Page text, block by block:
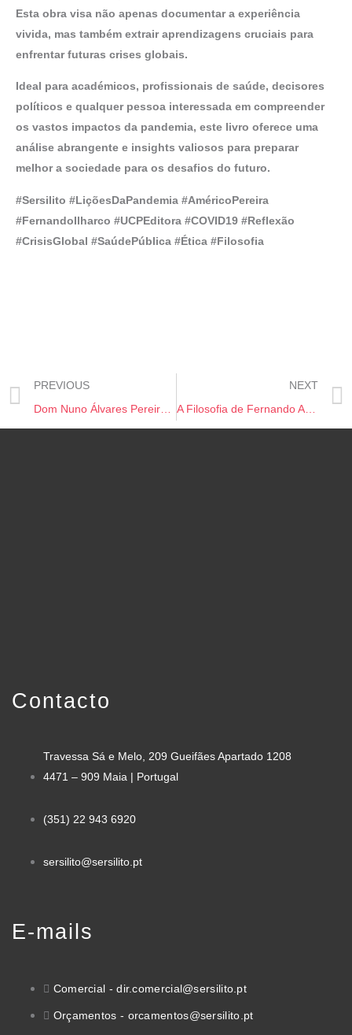
Esta obra visa não apenas documentar a experiência
vivida, mas também extrair aprendizagens cruciais para
enfrentar futuras crises globais.
Ideal para académicos, profissionais de saúde, decisores
políticos e qualquer pessoa interessada em compreender
os vastos impactos da pandemia, este livro oferece uma
análise abrangente e insights valiosos para preparar
melhor a sociedade para os desafios do futuro.
#Sersilito #LiçõesDaPandemia #AméricoPereira
#FernandoIlharco #UCPEditora #COVID19 #Reflexão
#CrisisGlobal #SaúdePública #Ética #Filosofia
PREVIOUS
Dom Nuno Álvares Pereira, um Homem, Herói e Santo a (Re)Conhecer
NEXT
A Filosofia de Fernando Aguiar-Branco
Contacto
Travessa Sá e Melo, 209 Gueifães Apartado 1208
4471 – 909 Maia | Portugal
(351) 22 943 6920
sersilito@sersilito.pt
E-mails
Comercial - dir.comercial@sersilito.pt
Orçamentos - orcamentos@sersilito.pt